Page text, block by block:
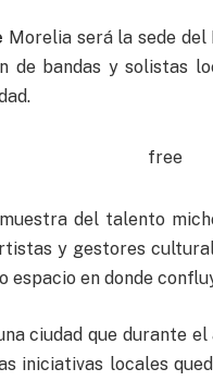
Morelia será la sede
de bandas y solistas
del talento
y gestores
espacio en donde
ciudad que durante
iniciativas locales